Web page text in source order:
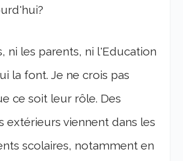
ni les parents, ni l'Education
la font. Je ne crois pas
ce soit leur rôle. Des
extérieurs viennent dans les
scolaires, notamment en